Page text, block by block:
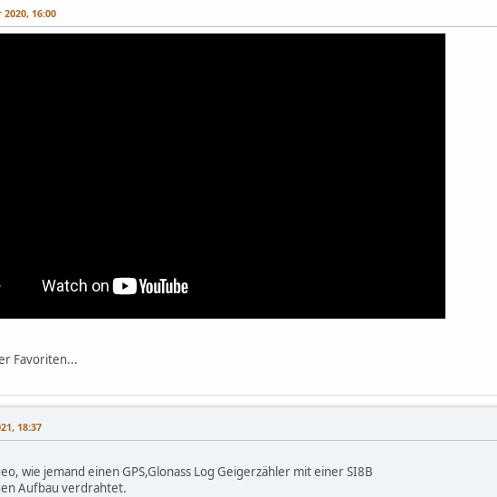
16:00
Favoriten...
18:37
wie jemand einen GPS,Glonass Log Geigerzähler mit einer SI8B
Aufbau verdrahtet.